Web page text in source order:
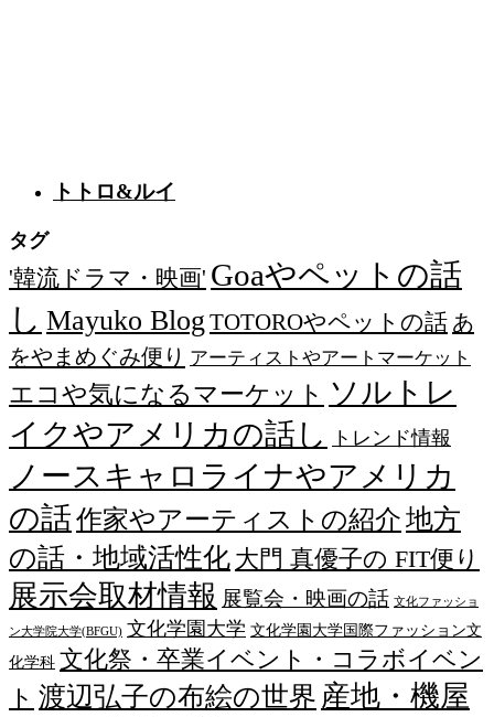
トトロ&ルイ
タグ
'韓流ドラマ・映画' Goaやペットの話
し Mayuko Blog TOTOROやペットの話 あ
をやまめぐみ便り アーティストやアートマーケット
エコや気になるマーケット ソルトレ
イクやアメリカの話し
トレンド情報
ノースキャロライナやアメリカ
の話作家やアーティストの紹介地方
の話・地域活性化 大門 真優子の FIT便り
展示会取材情報 展覧会・映画の話 文化ファッショ
ン大学院大学(BFGU) 文化学園大学 文化学園大学国際ファッション文
化学科 文化祭・卒業イベント・コラボイベン
ト 渡辺弘子の布絵の世界 産地・機屋